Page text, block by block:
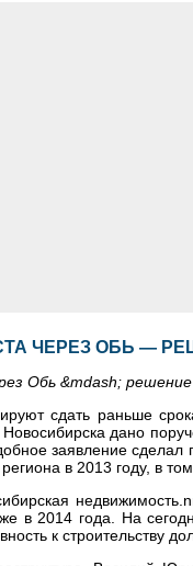
ЧЕРЕЗ ОБЬ —
Обь &mdash;
сдать раньше
дано
заявление
в 2013 году, в
в 2014 года. На
к строительству